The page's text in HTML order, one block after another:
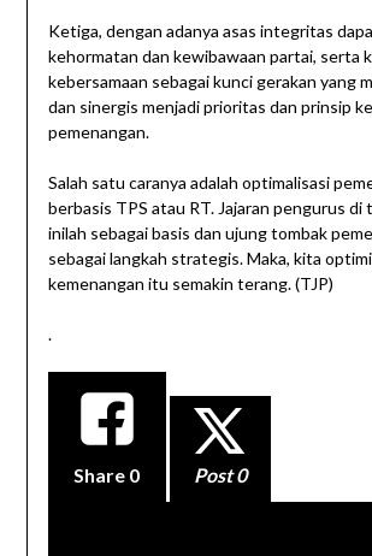
Ketiga, dengan adanya asas integritas
kehormatan dan kewibawaan partai, serta
kebersamaan sebagai kunci gerakan yang
dan sinergis menjadi prioritas dan prinsip
pemenangan.
Salah satu caranya adalah optimalisasi
berbasis TPS atau RT. Jajaran pengurus
inilah sebagai basis dan ujung tombak
sebagai langkah strategis. Maka, kita
kemenangan itu semakin terang. (TJP)
.
Share 0 Post 0